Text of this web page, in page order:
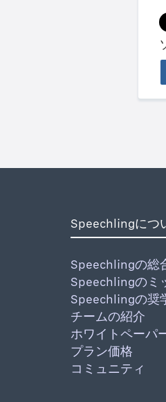
Speechlingにつ
Speechlingの総
Speechlingのミ
Speechlingの奨
チームの紹介
ホワイトペーパ
プラン価格
コミュニティ